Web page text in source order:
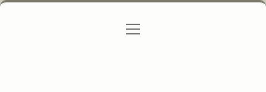
Gizlilik Politikası
menüyü